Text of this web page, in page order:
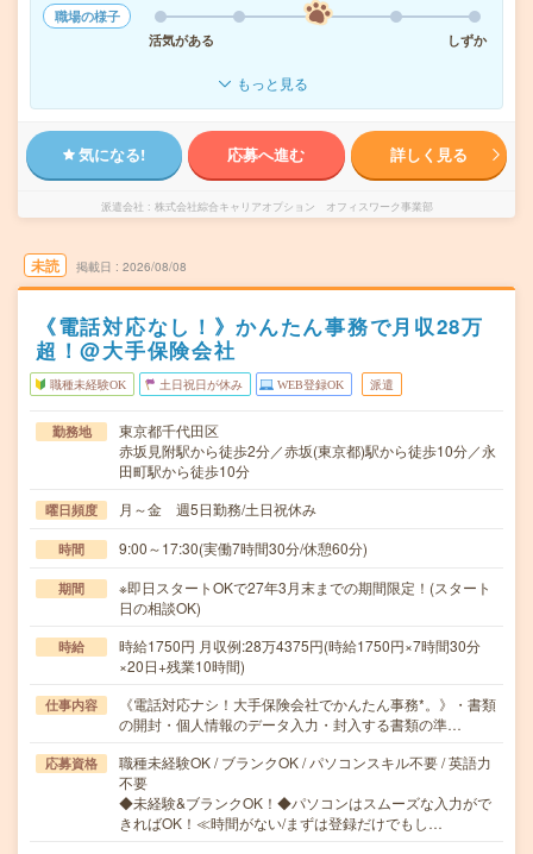
職場の様子
活気がある
しずか
もっと見る
気になる! 応募へ進む 詳しく見る
派遣会社 株式会社綜合キャリアオプション オフィスワーク事業部
未読 掲載日 2026/08/08
《電話対応なし！》かんたん事務で月収28万
超！@大手保険会社
職種未経験OK 土日祝日が休み WEB登録OK 派遣
勤務地
東京都千代田区
赤坂見附駅から徒歩2分／赤坂(東京都)駅から徒歩10分／永
田町駅から徒歩10分
曜日頻度 月～金 週5日勤務/土日祝休み
時間 9:00～17:30(実働7時間30分/休憩60分)
期間
※即日スタートOKで27年3月末までの期間限定！(スタート
日の相談OK)
時給
時給1750円 月収例:28万4375円(時給1750円×7時間30分
×20日+残業10時間)
仕事内容
《電話対応ナシ！大手保険会社でかんたん事務*。》・書類
の開封・個人情報のデータ入力・封入する書類の準…
応募資格
職種未経験OK / ブランクOK / パソコンスキル不要 / 英語力
不要
◆未経験&ブランクOK！◆パソコンはスムーズな入力がで
きればOK！≪時間がない/まずは登録だけでもし…